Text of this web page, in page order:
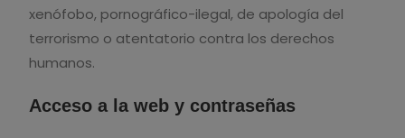
xenófobo, pornográfico-ilegal, de apología del
terrorismo o atentatorio contra los derechos
humanos.
Acceso a la web y contraseñas